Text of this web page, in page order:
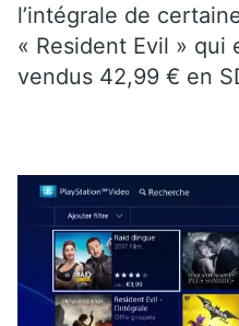
l’intégrale de
« Resident Evil » qui
vendus 42,99 € en